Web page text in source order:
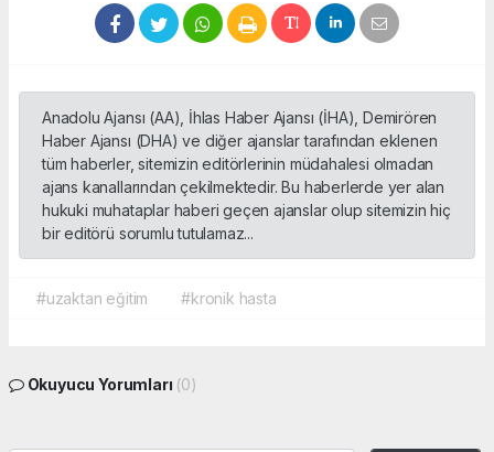
Anadolu Ajansı (AA), İhlas Haber Ajansı (İHA), Demirören
Haber Ajansı (DHA) ve diğer ajanslar tarafından eklenen
tüm haberler, sitemizin editörlerinin müdahalesi olmadan
ajans kanallarından çekilmektedir. Bu haberlerde yer alan
hukuki muhataplar haberi geçen ajanslar olup sitemizin hiç
bir editörü sorumlu tutulamaz...
#uzaktan eğitim #kronik hasta
Okuyucu Yorumları (0)